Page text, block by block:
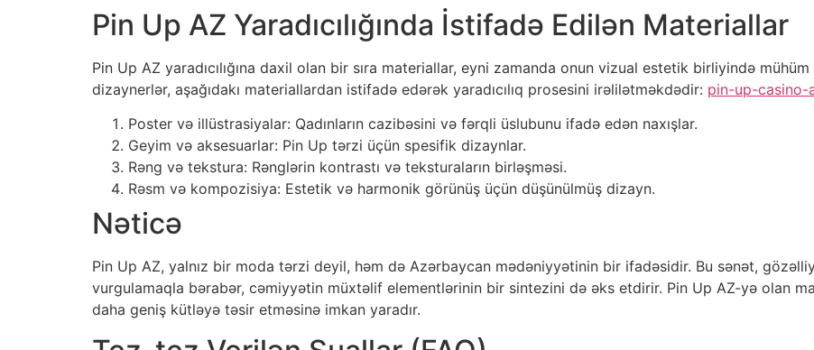
Pin Up AZ Yaradıcılığında İstifadə Edilən Materiallar
Pin Up AZ yaradıcılığına daxil olan bir sıra materiallar, eyni zamanda onun vizual estetik birliyində
dizaynerlər, aşağıdakı materiallardan istifadə edərək yaradıcılıq prosesini irəlilətməkdədir: pin-up-casino-
Poster və illüstrasiyalar: Qadınların cazibəsini və fərqli üslubunu ifadə edən naxışlar.
Geyim və aksesuarlar: Pin Up tərzi üçün spesifik dizaynlar.
Rəng və tekstura: Rənglərin kontrastı və teksturaların birləşməsi.
Rəsm və kompozisiya: Estetik və harmonik görünüş üçün düşünülmüş dizayn.
Nəticə
Pin Up AZ, yalnız bir moda tərzi deyil, həm də Azərbaycan mədəniyyətinin bir ifadəsidir. Bu sənət,
vurgulamaqla bərabər, cəmiyyətin müxtəlif elementlərinin bir sintezini də əks etdirir. Pin Up AZ-yə olan
daha geniş kütləyə təsir etməsinə imkan yaradır.